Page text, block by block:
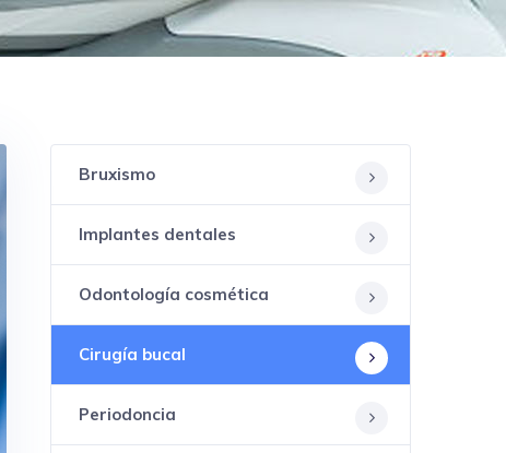
Bruxismo
Implantes dentales
Odontología cosmética
Cirugía bucal
Periodoncia